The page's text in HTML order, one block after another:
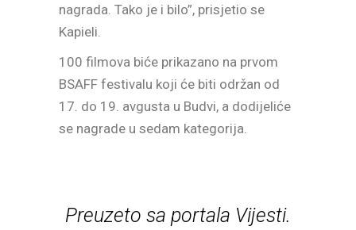
nagrada. Tako je i bilo”, prisjetio se
Kapieli.
100 filmova biće prikazano na prvom
BSAFF festivalu koji će biti održan od
17. do 19. avgusta u Budvi, a dodijeliće
se nagrade u sedam kategorija.
Preuzeto sa portala Vijesti.